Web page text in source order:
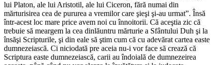
lui Platon, ale lui Aristotil, ale lui Ciceron, fără numai din
mărturisirea cea de pururea a vremilor care şieşi şi-au urmat”. Însă
într-acest loc mare price avem noi cu înnoitorii. Că aceştia zic că
trebuie să meargem la cea dinlăuntru mărturie a Sfântului Duh şi la
însăşi Scripturile, şi din eale să ştim cum că cu adevărat cartea easte
dumnezeiască. Ci niciodată pre aceia nu-i vor face să crează că
Scriptura easte dumnezeiască, carii au îndoială de dumnezeirea